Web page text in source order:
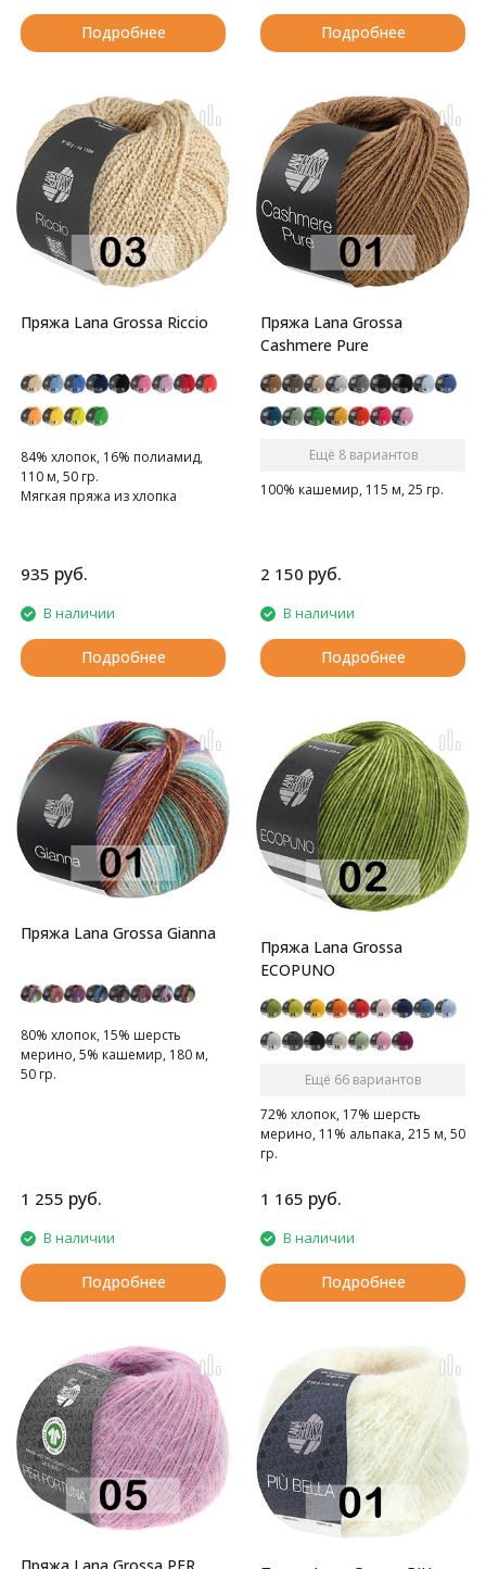
Подробнее Подробнее
Пряжа Lana Grossa Riccio
84% хлопок, 16% полиамид,
110 м, 50 гр.
Мягкая пряжа из хлопка
935 руб.
В наличии
Подробнее
Пряжа Lana Grossa
Cashmere Pure
Ещё 8 вариантов
100% кашемир, 115 м, 25 гр.
2 150 руб.
В наличии
Подробнее
Пряжа Lana Grossa Gianna
80% хлопок, 15% шерсть
мерино, 5% кашемир, 180 м,
50 гр.
1 255 руб.
В наличии
Подробнее
Пряжа Lana Grossa
ECOPUNO
Ещё 66 вариантов
72% хлопок, 17% шерсть
мерино, 11% альпака, 215 м, 50
гр.
пряжа.
1 165 руб.
В наличии
Подробнее